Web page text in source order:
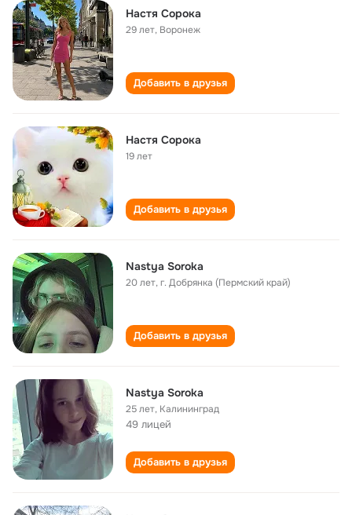
Настя Сорока
29 лет, Воронеж
Добавить в друзья
Настя Сорока
19 лет
Добавить в друзья
Nastya Soroka
20 лет,г. Добрянка (Пермский край)
Добавить в друзья
Nastya Soroka
25 лет, Калининград
49 лицей
Добавить в друзья